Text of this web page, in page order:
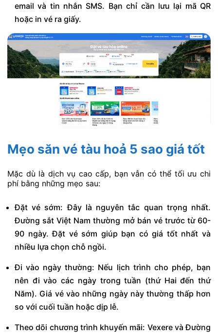
email và tin nhắn SMS. Bạn chỉ cần lưu lại mã QR
hoặc in vé ra giấy.
Mẹo săn vé tàu hoả 5 sao giá tốt
Mặc dù là dịch vụ cao cấp, bạn vẫn có thể tối ưu chi
phí bằng những mẹo sau:
Đặt vé sớm: Đây là nguyên tắc quan trọng nhất.
Đường sắt Việt Nam thường mở bán vé trước từ 60-
90 ngày. Đặt vé sớm giúp bạn có giá tốt nhất và
nhiều lựa chọn chỗ ngồi.
Đi vào ngày thường: Nếu lịch trình cho phép, bạn
nên đi vào các ngày trong tuần (thứ Hai đến thứ
Năm). Giá vé vào những ngày này thường thấp hơn
so với cuối tuần hoặc dịp lễ.
Theo dõi chương trình khuyến mãi: Vexere và Đường